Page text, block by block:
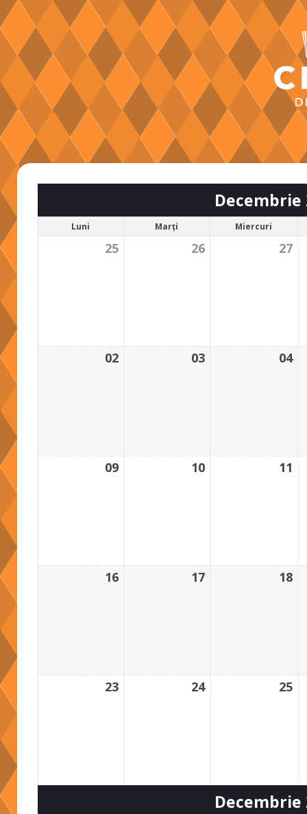
Decembrie
Luni Marți Miercuri
25 26 27
02 03 04
09 10 11
16 17 18
23 24 25
Decembrie